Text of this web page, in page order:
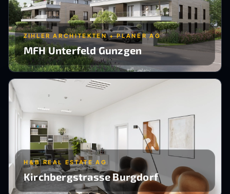
ZIHLER ARCHITEKTEN + PLANER AG
MFH Unterfeld Gunzgen
H&B REAL ESTATE AG
Kirchbergstrasse Burgdorf